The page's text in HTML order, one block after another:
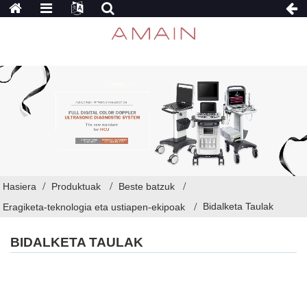
Hasiera Produktuak
Beste batzuk
Eragiketa-teknologia eta ustiapen-ekipoak
Bidalketa Taulak
BIDALKETA TAULAK